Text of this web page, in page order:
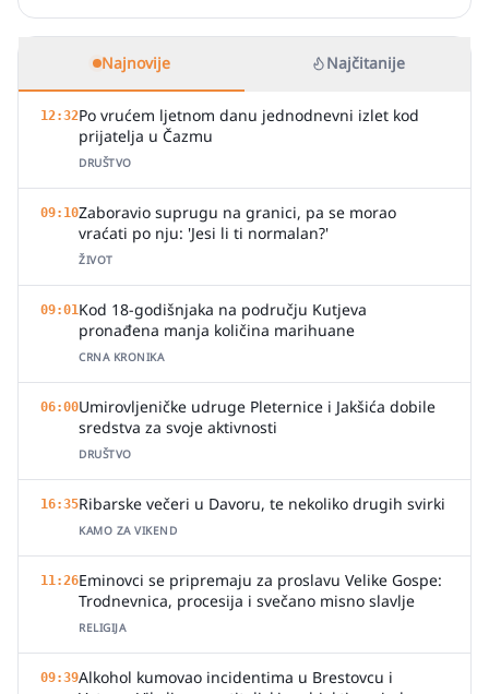
Najnovije Najčitanije
12:32Po vrućem ljetnom danu jednodnevni izlet kod
prijatelja u Čazmu
DRUŠTVO
09:10Zaboravio suprugu na granici, pa se morao
vraćati po nju: 'Jesi li ti normalan?'
ŽIVOT
09:01Kod 18-godišnjaka na području Kutjeva
pronađena manja količina marihuane
CRNA KRONIKA
06:00Umirovljeničke udruge Pleternice i Jakšića dobile
sredstva za svoje aktivnosti
DRUŠTVO
16:35Ribarske večeri u Davoru, te nekoliko drugih svirki
KAMO ZA VIKEND
11:26Eminovci se pripremaju za proslavu Velike Gospe:
Trodnevnica, procesija i svečano misno slavlje
RELIGIJA
09:39Alkohol kumovao incidentima u Brestovcu i